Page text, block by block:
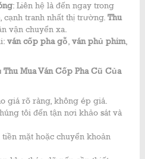
: Liên hệ là đến ngay trong
, cạnh tranh nhất thị trường. Thu
vận chuyển xa.
ván cốp pha gỗ, ván phủ phim,
Mua Ván Cốp Pha Cũ Của
giá rõ ràng, không ép giá.
tôi đến tận nơi khảo sát và
tiền mặt hoặc chuyển khoản